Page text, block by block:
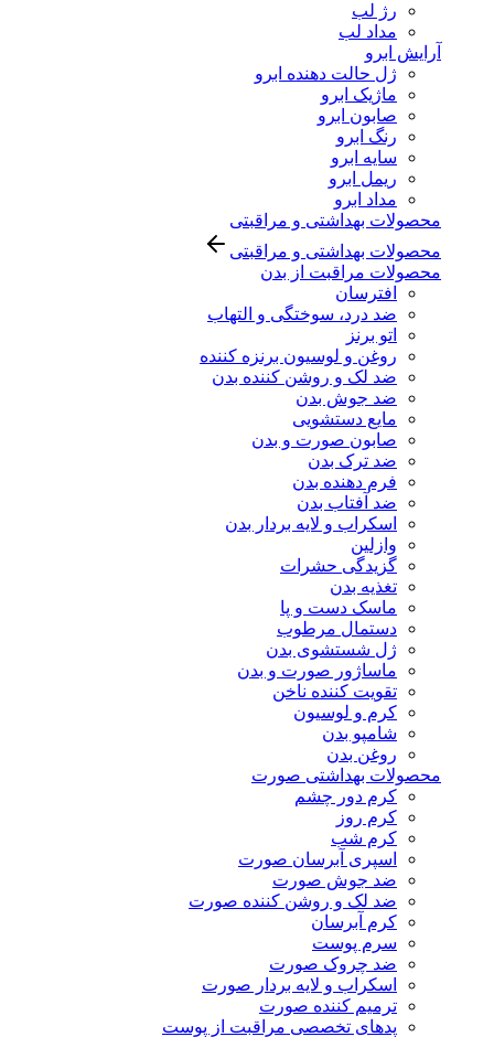
رژ لب
مداد لب
آرایش ابرو
ژل حالت دهنده ابرو
ماژیک ابرو
صابون ابرو
رنگ ابرو
سایه ابرو
ریمل ابرو
مداد ابرو
محصولات بهداشتی و مراقبتی
محصولات بهداشتی و مراقبتی
محصولات مراقبت از بدن
افترسان
ضد درد، سوختگی و التهاب
اتو برنز
روغن و لوسیون برنزه کننده
ضد لک و روشن کننده بدن
ضد جوش بدن
مایع دستشویی
صابون صورت و بدن
ضد ترک بدن
فرم دهنده بدن
ضد آفتاب بدن
اسکراب و لایه بردار بدن
وازلین
گزیدگی حشرات
تغذیه بدن
ماسک دست و پا
دستمال مرطوب
ژل شستشوی بدن
ماساژور صورت و بدن
تقویت کننده ناخن
کرم و لوسیون
شامپو بدن
روغن بدن
محصولات بهداشتی صورت
کرم دور چشم
کرم روز
کرم شب
اسپری آبرسان صورت
ضد جوش صورت
ضد لک و روشن کننده صورت
کرم آبرسان
سرم پوست
ضد چروک صورت
اسکراب و لایه بردار صورت
ترمیم کننده صورت
پدهای تخصصی مراقبت از پوست